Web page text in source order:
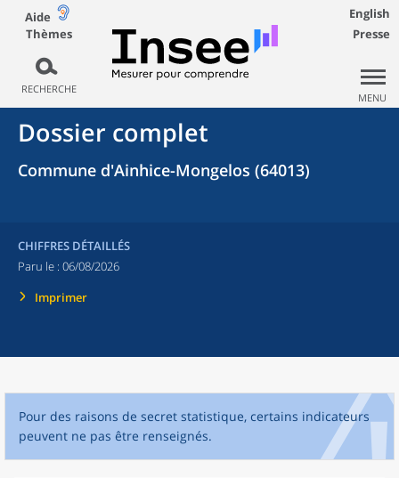
Aide
Thèmes
RECHERCHE
English
Presse
MENU
Dossier complet
Commune d'Ainhice-Mongelos (64013)
CHIFFRES DÉTAILLÉS
Paru le : 06/08/2026
Imprimer
Pour des raisons de secret statistique, certains indicateurs
peuvent ne pas être renseignés.